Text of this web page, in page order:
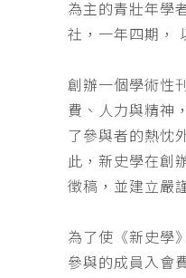
為主的青壯年學
社，一年四期，
創辦一個學術性
費、人力與精神
了參與者的熱忱
此，新史學在創
徵稿，並建立嚴
為了使《新史學
參與的成員入會